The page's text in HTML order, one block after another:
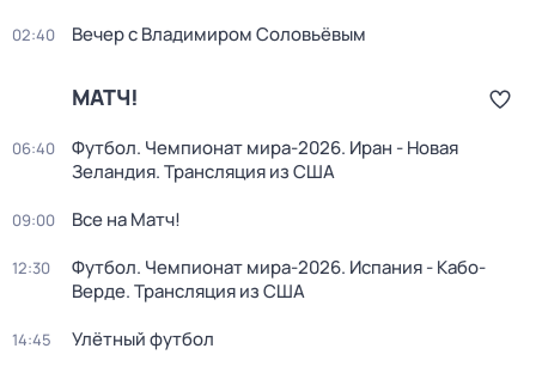
02:40 Вечер с Владимиром Соловьёвым
МАТЧ!
06:40
Футбол. Чемпионат мира-2026. Иран - Новая
Зеландия. Трансляция из США
09:00 Все на Матч!
12:30
Футбол. Чемпионат мира-2026. Испания - Кабо-
Верде. Трансляция из США
14:45 Улётный футбол